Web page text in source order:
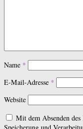
Name *
E-Mail-Adresse *
Website
Mit dem Absenden
Speicherung und